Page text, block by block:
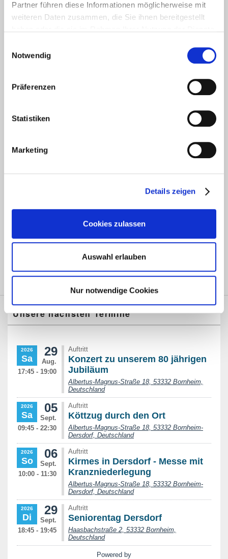
Partner führen diese Informationen möglicherweise mit
weiteren Daten zusammen, die Sie ihnen bereitgestellt
Notwendig
Präferenzen
Statistiken
Marketing
Details zeigen
Cookies zulassen
Auswahl erlauben
Nur notwendige Cookies
Seitenleisten
Mitglieder
Jugend
Unsere nächsten Termine